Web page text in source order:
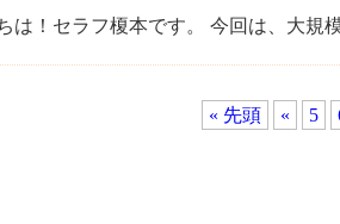
は！セラフ榎本です。 今回は、大規
« 先頭 « 5